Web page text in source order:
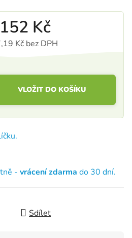
Kč
Kč bez DPH
VLOŽIT DO KOŠÍKU
- vrácení zdarma do 30 dní.
Sdílet